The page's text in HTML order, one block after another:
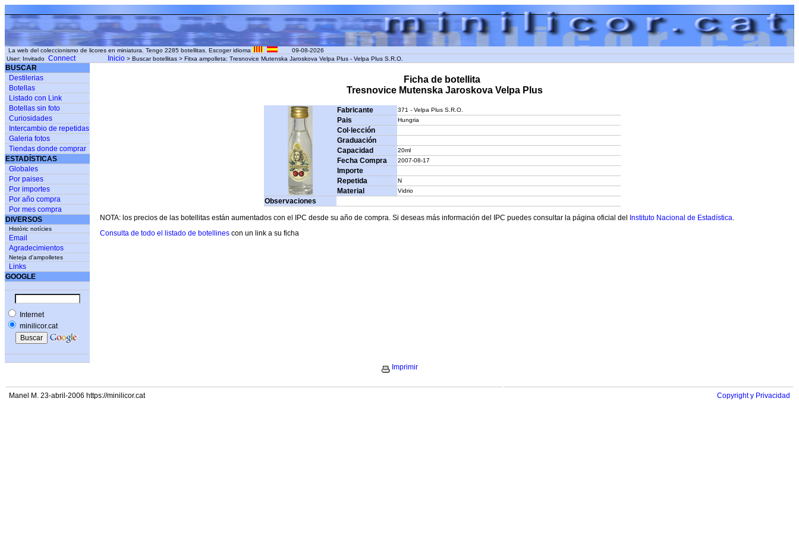
La web del coleccionismo de licores en miniatura. Tengo 2285 botellitas. Escoger idioma
09-08-2026
User: Invitado Connect Inicio > Buscar botellitas > Fitxa ampolleta: Tresnovice Mutenska Jaroskova Velpa Plus - Velpa Plus S.R.O.
BUSCAR
Destilerias
Botellas
Listado con Link
Botellas sin foto
Curiosidades
Intercambio de repetidas
Galeria fotos
Tiendas donde comprar
ESTADÍSTICAS
Globales
Por paises
Por importes
Por año compra
Por mes compra
DIVERSOS
Històric notícies
Email
Agradecimientos
Neteja d'ampolletes
Links
GOOGLE
Internet
minilicor.cat
Ficha de botellita
Tresnovice Mutenska Jaroskova Velpa Plus
Fabricante 371 - Velpa Plus S.R.O.
Pais Hungria
Col·lección
Graduación
Capacidad
20ml
Fecha Compra 2007-08-17
Importe
Repetida
N
Material Vidrio
Observaciones
NOTA: los precios de las botellitas están aumentados con el IPC desde su año de compra. Si deseas más información del IPC puedes consultar la página oficial del
Instituto Nacional de Estadística.
Consulta de todo el listado de botellines con un link a su ficha
Imprimir
Manel M. 23-abril-2006 https://minilicor.cat Copyright y Privacidad